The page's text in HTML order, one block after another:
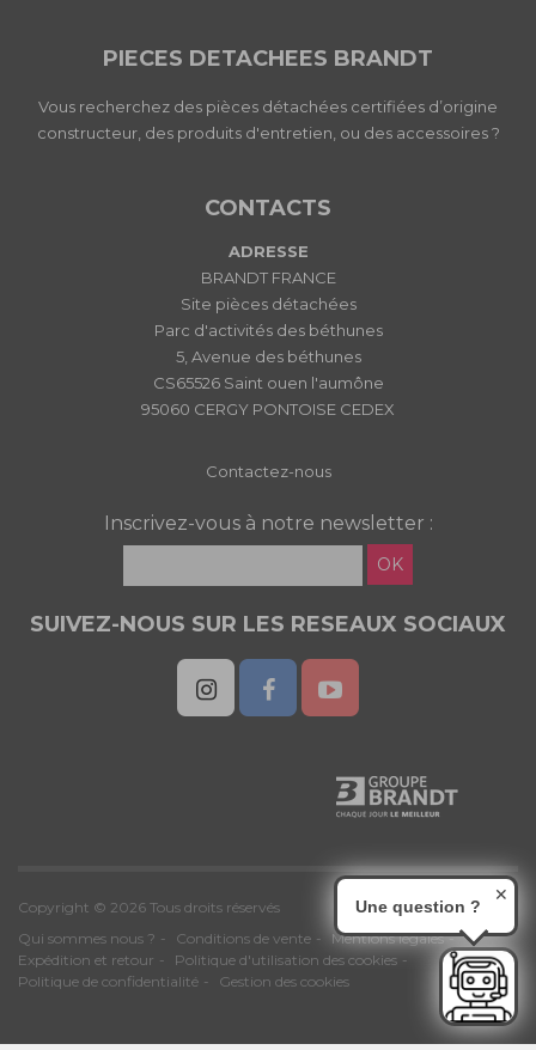
PIECES DETACHEES BRANDT
Vous recherchez des pièces détachées certifiées d’origine
constructeur, des produits d'entretien, ou des accessoires ?
CONTACTS
ADRESSE
BRANDT FRANCE
Site pièces détachées
Parc d'activités des béthunes
5, Avenue des béthunes
CS65526 Saint ouen l'aumône
95060 CERGY PONTOISE CEDEX
Contactez-nous
Inscrivez-vous à notre newsletter :
OK
SUIVEZ-NOUS SUR LES RESEAUX SOCIAUX
Copyright © 2026 Tous droits réservés
Qui sommes nous ?
Conditions de vente
Mentions légales
Expédition et retour
Politique d'utilisation des cookies
Politique de confidentialité
Gestion des cookies
Une question ?
✕